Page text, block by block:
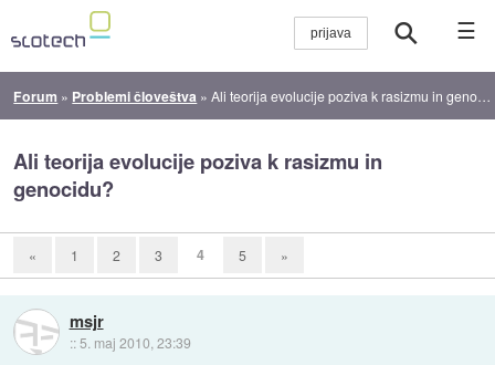
☰
Forum » Problemi človeštva »Ali teorija evolucije poziva k rasizmu in genocidu?
Ali teorija evolucije poziva k rasizmu in
genocidu?
« 1 2 3 4 5 »
msjr
:: 5. maj 2010, 23:39